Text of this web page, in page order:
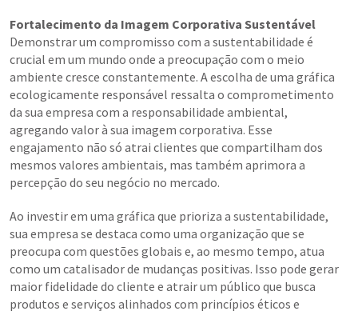
Fortalecimento da Imagem Corporativa Sustentável
Demonstrar um compromisso com a sustentabilidade é
crucial em um mundo onde a preocupação com o meio
ambiente cresce constantemente. A escolha de uma gráfica
ecologicamente responsável ressalta o comprometimento
da sua empresa com a responsabilidade ambiental,
agregando valor à sua imagem corporativa. Esse
engajamento não só atrai clientes que compartilham dos
mesmos valores ambientais, mas também aprimora a
percepção do seu negócio no mercado.
Ao investir em uma gráfica que prioriza a sustentabilidade,
sua empresa se destaca como uma organização que se
preocupa com questões globais e, ao mesmo tempo, atua
como um catalisador de mudanças positivas. Isso pode gerar
maior fidelidade do cliente e atrair um público que busca
produtos e serviços alinhados com princípios éticos e